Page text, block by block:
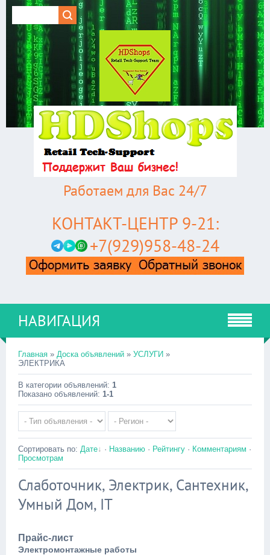
Работаем для Вас 24/7
КОНТАКТ-ЦЕНТР 9-21:
+7(929)958-48-24
НАВИГАЦИЯ
Главная » Доска объявлений » УСЛУГИ »
ЭЛЕКТРИКА
В категории объявлений: 1
Показано объявлений: 1-1
Сортировать по: Дате · Названию · Рейтингу · Комментариям ·
Просмотрам
Слаботочник, Электрик, Сантехник,
Умный Дом, IT
Прайс-лист
Электромонтажные работы